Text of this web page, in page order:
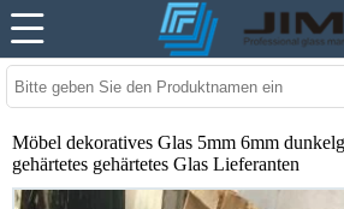
Möbel dekoratives Glas 5mm 6mm
gehärtetes gehärtetes Glas Lieferanten